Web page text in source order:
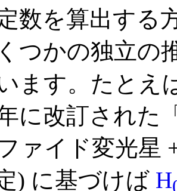
数を算出する
つかの独立の
ます。たとえ
に改訂された
ァイド変光星
) に基づけば H